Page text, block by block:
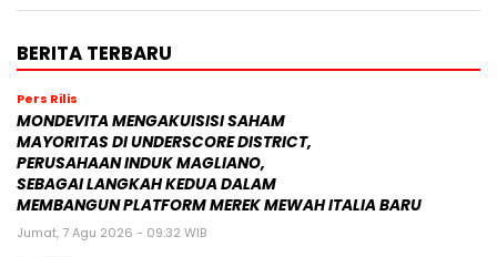
BERITA TERBARU
Pers Rilis
MONDEVITA MENGAKUISISI SAHAM
MAYORITAS DI UNDERSCORE DISTRICT,
PERUSAHAAN INDUK MAGLIANO,
SEBAGAI LANGKAH KEDUA DALAM
MEMBANGUN PLATFORM MEREK MEWAH ITALIA BARU
Jumat, 7 Agu 2026 - 09:32 WIB